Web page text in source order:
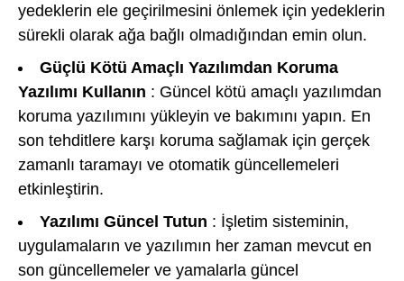
yedeklerin ele geçirilmesini önlemek için yedeklerin
sürekli olarak ağa bağlı olmadığından emin olun.
Güçlü Kötü Amaçlı Yazılımdan Koruma
Yazılımı Kullanın : Güncel kötü amaçlı yazılımdan
koruma yazılımını yükleyin ve bakımını yapın. En
son tehditlere karşı koruma sağlamak için gerçek
zamanlı taramayı ve otomatik güncellemeleri
etkinleştirin.
Yazılımı Güncel Tutun : İşletim sisteminin,
uygulamaların ve yazılımın her zaman mevcut en
son güncellemeler ve yamalarla güncel